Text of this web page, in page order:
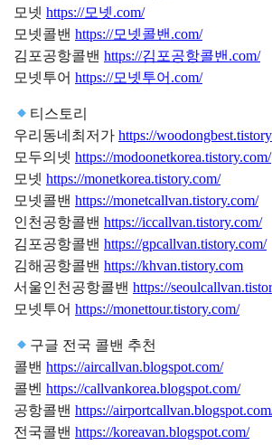
모넷https://모넷.com/
모넷콜밴https://모넷콜밴.com/
김포공항콜밴https://김포공항콜밴.com/
모넷투어https://모넷투어.com/
티스토리
우리동네최저가https://
모두의넷https://modoonetkorea.tistory.com/
모넷https://monetkorea.tistory.com/
모넷콜밴https://monetcallvan.tistory.com/
인천공항콜밴https://iccallvan.tistory.com/
김포공항콜밴https://gpcallvan.tistory.com/
김해공항콜밴https://khvan.tistory.com
서울인천공항콜밴https://
모넷투어https://monettour.tistory.com/
구글 전국 콜밴 추천
콜밴https://aircallvan.blogspot.com/
콜벤https://callvankorea.blogspot.com/
공항콜밴https://
전국콜밴https://koreavan.blogspot.com/